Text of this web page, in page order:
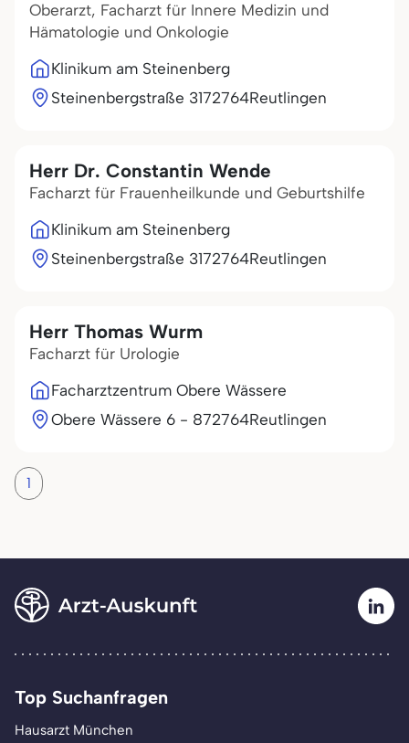
Oberarzt, Facharzt für Innere Medizin und
Hämatologie und Onkologie
Klinikum am Steinenberg
Steinenbergstraße 3172764Reutlingen
Herr Dr. Constantin Wende
Facharzt für Frauenheilkunde und Geburtshilfe
Klinikum am Steinenberg
Steinenbergstraße 3172764Reutlingen
Herr Thomas Wurm
Facharzt für Urologie
Facharztzentrum Obere Wässere
Obere Wässere 6 - 872764Reutlingen
1
Top Suchanfragen
Hausarzt München